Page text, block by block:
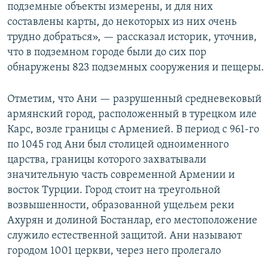
подземные объекты измерены, и для них
составлены карты, до некоторых из них очень
трудно добраться», — рассказал историк, уточнив,
что в подземном городе были до сих пор
обнаружены 823 подземных сооружения и пещеры.
Отметим, что Ани — разрушенный средневековый
армянский город, расположенный в турецком иле
Карс, возле границы с Арменией. В период с 961-го
по 1045 год Ани был столицей одноименного
царства, границы которого захватывали
значительную часть современной Армении и
восток Турции. Город стоит на треугольной
возвышенности, образованной ущельем реки
Ахурян и долиной Бостанлар, его местоположение
служило естественной защитой. Ани называют
городом 1001 церкви, через него пролегало